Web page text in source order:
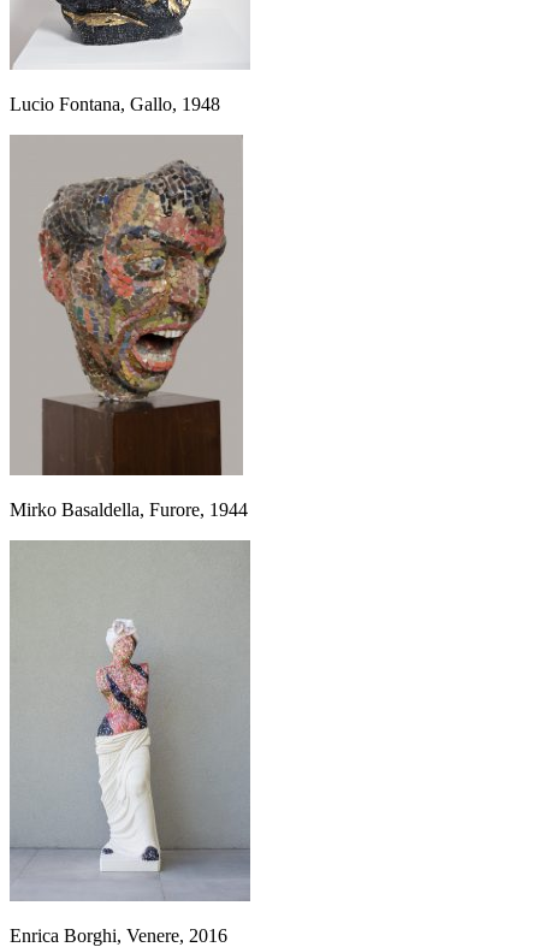
Lucio Fontana, Gallo, 1948
Mirko Basaldella, Furore, 1944
Enrica Borghi, Venere, 2016